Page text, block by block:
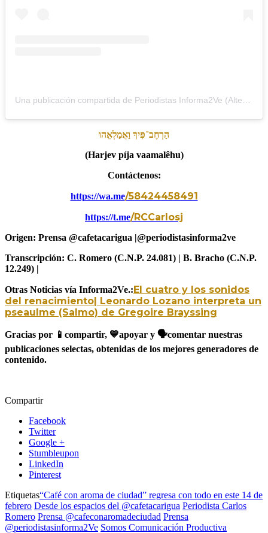
הַרְחֶב־פִּיךָ וַאֲמַלְאֵהוּ
(Harjev píja vaamalêhu)
Contáctenos:
https://wa.me/58424458491
https://t.me/RCCarlosj
Origen: Prensa @cafetacarigua |@periodistasinforma2ve
Transcripción: C. Romero (C.N.P. 24.081) | B. Bracho (C.N.P.
12.249) |
Otras Noticias vía Informa2Ve.:El cuatro y los sonidos
del renacimiento| Leonardo Lozano interpreta un
pseaulme (Salmo) de Gregoire Brayssing
Gracias por 📱 compartir, 💙apoyar y 🗣️comentar nuestras
publicaciones selectas, obtenidas de los mejores generadores de
contenido.
Compartir
Facebook
Twitter
Google +
Stumbleupon
LinkedIn
Pinterest
Etiquetas“Café con aroma de ciudad” regresa con todo en este 14 de
febrero Desde los espacios del @cafetacarigua Periodista Carlos
Romero Prensa @cafeconaromadeciudad Prensa
@periodistasinforma2Ve Somos Comunicación Productiva